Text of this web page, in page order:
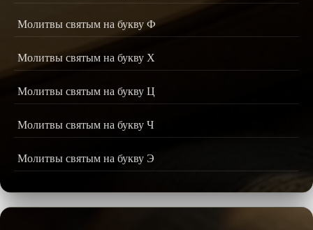
Молитвы святым на букву Ф
Молитвы святым на букву Х
Молитвы святым на букву Ц
Молитвы святым на букву Ч
Молитвы святым на букву Э